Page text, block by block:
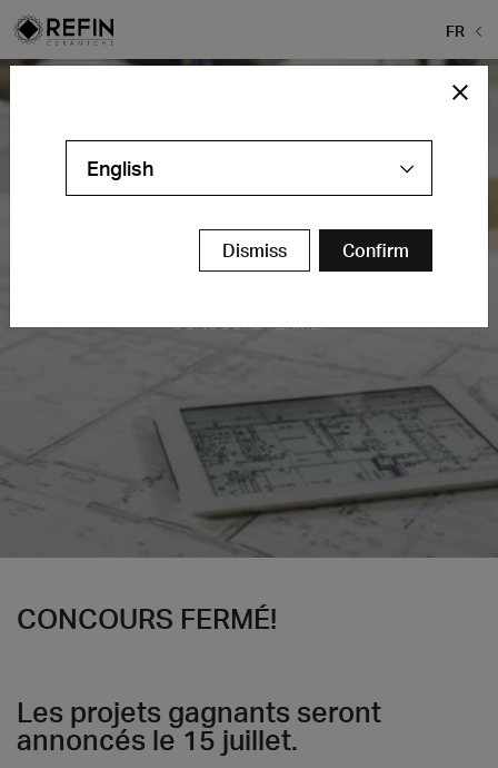
FR
CONCOURS FERMÉ!
CONCOURS FERMÉ!
Les projets gagnants seront
annoncés le 15 juillet.
English
Dismiss Confirm